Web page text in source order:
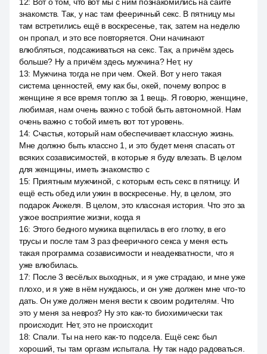
знакомств. Так, у нас там фееричный секс. В пятницу мы
там встретились ещё в воскресенье, так, затем на неделю
он пропал, и это все повторяется. Они начинают
влюбляться, подсаживаться на секс. Так, а причём здесь
больше? Ну а причём здесь мужчина? Нет, ну
13: Мужчина тогда не при чем. Окей. Вот у него такая
система ценностей, ему как бы, окей, почему вопрос в
женщине я все время топлю за 1 вещь. Я говорю, женщине,
любимая, нам очень важно с тобой быть автономной. Нам
очень важно с тобой иметь вот тот уровень.
14: Счастья, который нам обеспечивает классную жизнь.
Мне должно быть классно 1, и это будет меня спасать от
всяких созависимостей, в которые я буду влезать. В целом
для женщины, иметь знакомство с
15: Приятным мужчиной, с которым есть секс в пятницу. И
ещё есть обед или ужин в воскресенье. Ну, в целом, это
подарок Анжеля. В целом, это классная история. Что это за
узкое восприятие жизни, когда я
16: Этого бедного мужика вцепилась в его глотку, в его
трусы и после там 3 раз фееричного секса у меня есть
такая программа созависимости и неадекватности, что я
уже влюбилась.
17: После 3 весёлых выходных, и я уже страдаю, и мне уже
плохо, и я уже в нём нуждаюсь, и он уже должен мне что-то
дать. Он уже должен меня вести к своим родителям. Что
это у меня за невроз? Ну это как-то биохимически так
происходит. Нет, это не происходит.
18: Спали. Ты на него как-то подсела. Ещё секс был
хороший, ты там оргазм испытала. Ну так надо радоваться.